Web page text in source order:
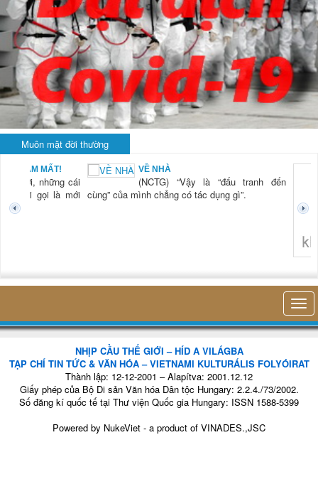
Muôn mặt đời thường
VỀ NHÀ
(NCTG) “Vậy là “đấu tranh đến
của mình chẳng có tác dụng gì”.
NHỊP CẦU THẾ GIỚI – HÍD A VILÁGBA
TẠP CHÍ TIN TỨC & VĂN HÓA – VIETNAMI KULTURÁLIS FOLYÓIRAT
Thành lập: 12-12-2001 – Alapítva: 2001.12.12
Giấy phép của Bộ Di sản Văn hóa Dân tộc Hungary: 2.2.4./73/2002.
Số đăng kí quốc tế tại Thư viện Quốc gia Hungary: ISSN 1588-5399
Powered by NukeViet - a product of VINADES.,JSC